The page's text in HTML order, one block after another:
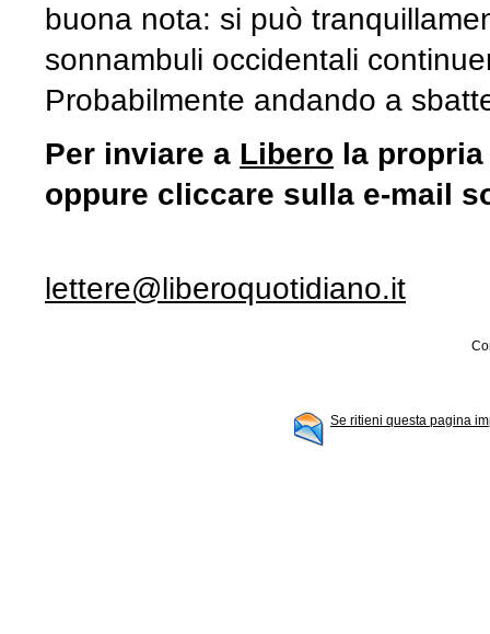
buona nota: si può
sonnambuli occidentali
Probabilmente andando a
Per inviare a Libero la
oppure cliccare sulla e-mail
lettere@liberoquotidiano.it
Se ritieni questa pagina